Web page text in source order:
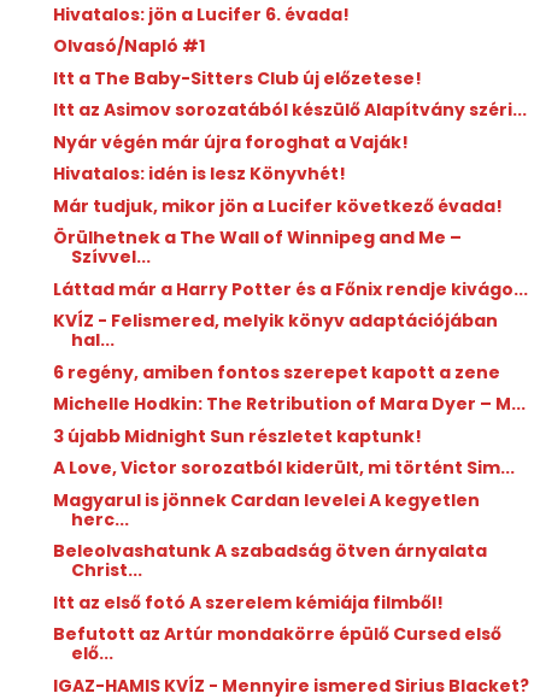
Hivatalos: jön a Lucifer 6. évada!
Olvasó/Napló #1
Itt a The Baby-Sitters Club új előzetese!
Itt az Asimov sorozatából készülő Alapítvány széri...
Nyár végén már újra foroghat a Vaják!
Hivatalos: idén is lesz Könyvhét!
Már tudjuk, mikor jön a Lucifer következő évada!
Örülhetnek a The Wall of Winnipeg and Me –
Szívvel...
Láttad már a Harry Potter és a Főnix rendje kivágo...
KVÍZ - Felismered, melyik könyv adaptációjában
hal...
6 regény, amiben fontos szerepet kapott a zene
Michelle Hodkin: The ​Retribution of Mara Dyer – M...
3 újabb Midnight Sun részletet kaptunk!
A Love, Victor sorozatból kiderült, mi történt Sim...
Magyarul is jönnek Cardan levelei A kegyetlen
herc...
Beleolvashatunk A szabadság ötven árnyalata
Christ...
Itt az első fotó A szerelem kémiája filmből!
Befutott az Artúr mondakörre épülő Cursed első
elő...
IGAZ-HAMIS KVÍZ - Mennyire ismered Sirius Blacket?